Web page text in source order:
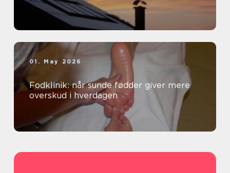
01. May 2026
Fodklinik: når sunde fødder giver mere
overskud i hverdagen